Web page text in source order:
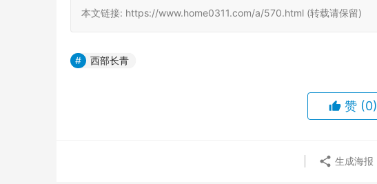
本文链接: https://www.home0311.com/a/570.html (转载请保留)
西部长青
赞 (0)
生成海报